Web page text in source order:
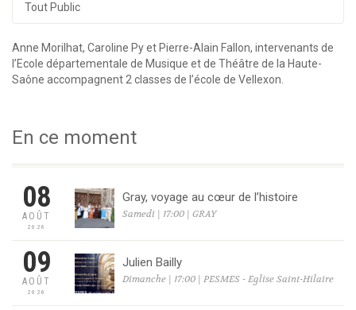
Tout Public
Anne Morilhat, Caroline Py et Pierre-Alain Fallon, intervenants de
l’Ecole départementale de Musique et de Théâtre de la Haute-
Saône accompagnent 2 classes de l’école de Vellexon.
En ce moment
08
AOÛT
2026
Gray, voyage au cœur de l’histoire
Samedi | 17:00 | GRAY
09
AOÛT
2026
Julien Bailly
Dimanche | 17:00 | PESMES - Eglise Saint-Hilaire